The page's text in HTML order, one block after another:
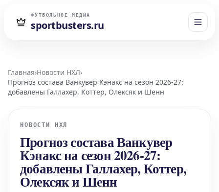
ФУТБОЛЬНОЕ МЕДИА
sportbusters.ru
Главная›Новости НХЛ›
Прогноз состава Ванкувер Кэнакс на сезон 2026-27:
добавлены Галлахер, Коттер, Олексяк и Шенн
НОВОСТИ НХЛ
Прогноз состава Ванкувер
Кэнакс на сезон 2026-27:
добавлены Галлахер, Коттер,
Олексяк и Шенн